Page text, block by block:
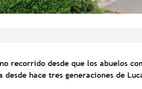
recorrido desde que los abuelos
desde hace tres generaciones de